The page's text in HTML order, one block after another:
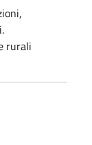
rurali